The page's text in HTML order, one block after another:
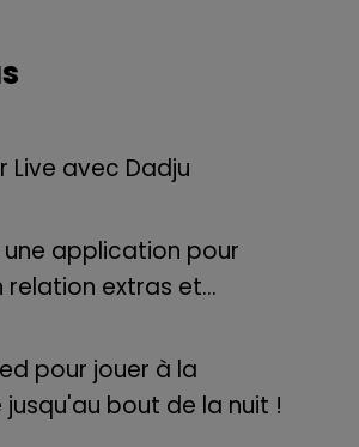
Live avec Dadju
une application pour
extras et...
pour jouer à la
bout de la nuit !